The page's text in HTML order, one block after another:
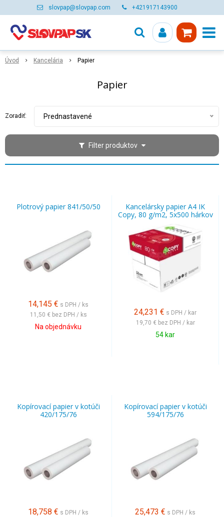
slovpap@slovpap.com +421917143900
Úvod Kancelária Papier
Papier
Filter produktov
Zoradiť: Prednastavené
Plotrový papier 841/50/50
14,145 € s DPH / ks
11,50 € bez DPH / ks
Na objednávku
Kancelársky papier A4 IK
Copy, 80 g/m2, 5x500 hárkov
24,231 € s DPH / kar
19,70 € bez DPH / kar
54 kar
Kopírovací papier v kotúči
420/175/76
18,758 € s DPH / ks
Kopírovací papier v kotúči
594/175/76
25,473 € s DPH / ks